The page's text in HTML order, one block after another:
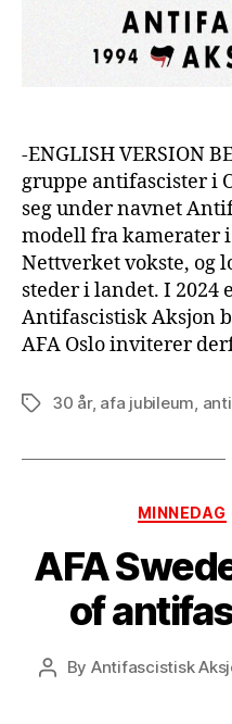
-ENGLISH VERSION
gruppe antifascister i
seg under navnet
modell fra kamerater
Nettverket vokste, og
steder i landet. I 2024
Antifascistisk Aksjon
AFA Oslo inviterer
Tags30 år, afa jubileum
MINNEDAG
AFA
of
Post
By Antifascistisk